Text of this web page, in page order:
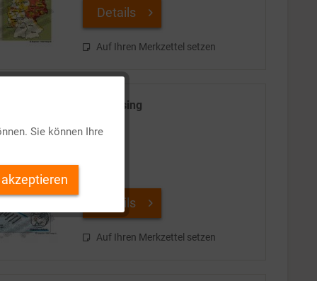
europäischen Politik. Manche Regionen
Details
Auf Ihren Merkzettel setzen
Franchising
Details
Auf Ihren Merkzettel setzen
Inaktiv
Inaktiv
Sie können Ihre